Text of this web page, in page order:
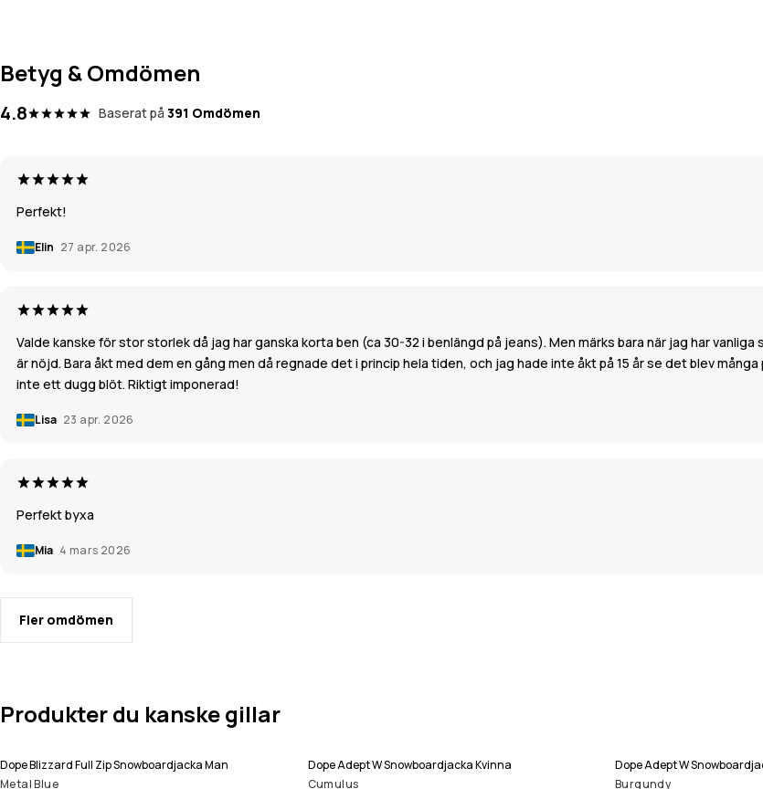
Betyg & Omdömen
4.8 Baserat på 391 Omdömen
Perfekt!
Elin 27 apr. 2026
Valde kanske för stor storlek då jag har ganska korta ben (ca 30-32 i benlängd på jeans). Men märks bara när jag har
är nöjd. Bara åkt med dem en gång men då regnade det i princip hela tiden, och jag hade inte åkt på 15 år se det blev
inte ett dugg blöt. Riktigt imponerad!
Lisa 23 apr. 2026
Perfekt byxa
Mia 4 mars 2026
Fler omdömen
Produkter du kanske gillar
Dope Blizzard Full Zip Snowboardjacka Man
Metal Blue
Dope Adept W Snowboardjacka Kvinna
Cumulus
Dope Adept W
Burgundy